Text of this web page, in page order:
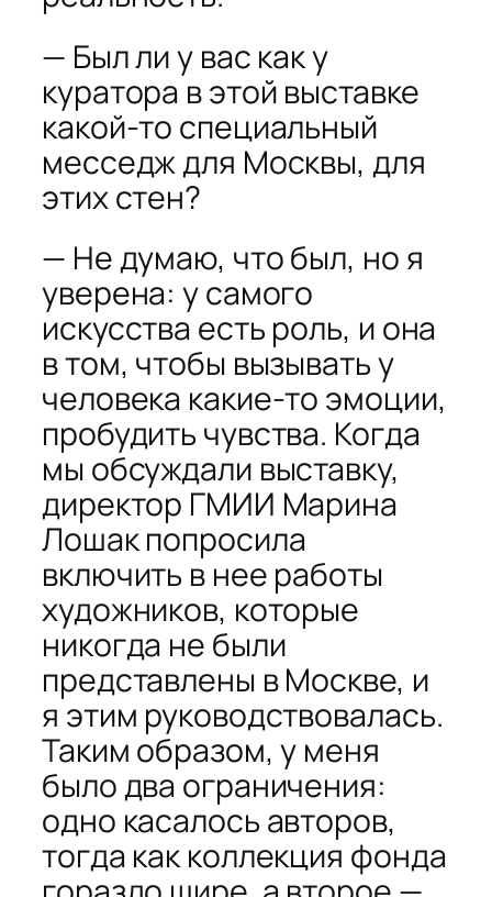
— Был ли у вас как у
куратора в этой выставке
какой-то специальный
месседж для Москвы, для
этих стен?
— Не думаю, что был, но я
уверена: у самого
искусства есть роль, и она
в том, чтобы вызывать у
человека какие-то эмоции,
пробудить чувства. Когда
мы обсуждали выставку,
директор ГМИИ Марина
Лошак попросила
включить в нее работы
художников, которые
никогда не были
представлены в Москве, и
я этим руководствовалась.
Таким образом, у меня
было два ограничения:
одно касалось авторов,
тогда как коллекция фонда